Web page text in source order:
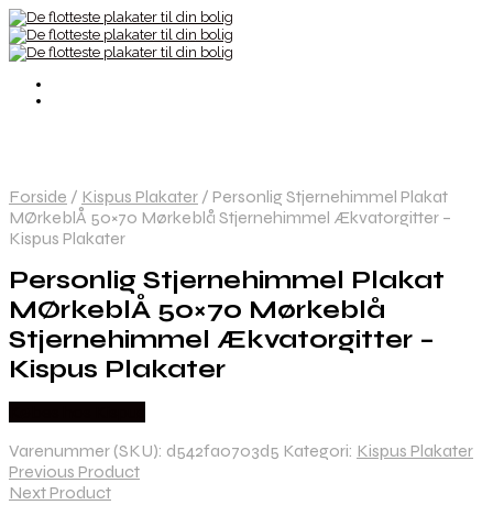
Forside / Kispus Plakater / Personlig Stjernehimmel Plakat
MØrkeblÅ 50×70 Mørkeblå Stjernehimmel Ækvatorgitter –
Kispus Plakater
Personlig Stjernehimmel Plakat
MØrkeblÅ 50×70 Mørkeblå
Stjernehimmel Ækvatorgitter –
Kispus Plakater
Varenummer (SKU): d542fa0703d5 Kategori: Kispus Plakater
Previous Product
Next Product